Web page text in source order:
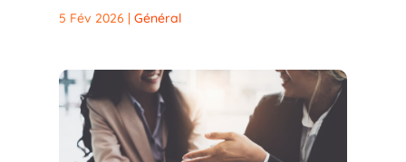
5 Fév 2026 | Général